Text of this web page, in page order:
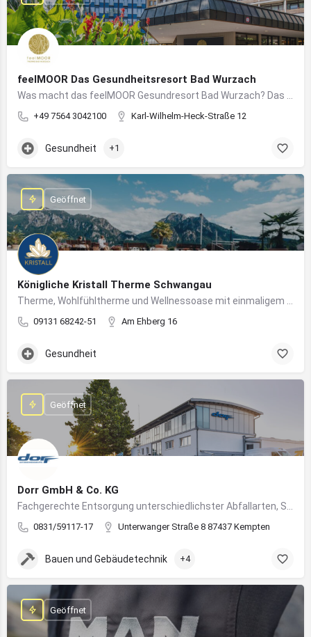
feelMOOR Das Gesundheitsresort Bad Wurzach
+49 7564 3042100 Karl-Wilhelm-Heck-Straße 12
Gesundheit +1
Königliche Kristall Therme Schwangau
09131 68242-51 Am Ehberg 16
Geöffnet
Gesundheit
Dorr GmbH & Co. KG
0831/59117-17 Unterwanger Straße 8 87437 Kempten
Geöffnet
Bauen und Gebäudetechnik +4
Geöffnet